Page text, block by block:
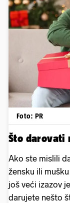
Foto: PR
Što darovati
Ako ste mislili
žensku ili
još veći izazov
darujete nešto